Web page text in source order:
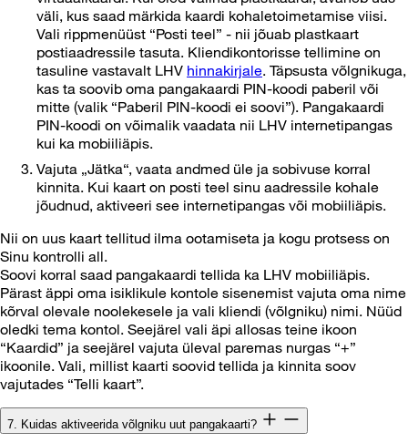
väli, kus saad märkida kaardi kohaletoimetamise viisi.
Vali rippmenüüst “Posti teel” - nii jõuab plastkaart
postiaadressile tasuta. Kliendikontorisse tellimine on
tasuline vastavalt LHV hinnakirjale. Täpsusta võlgnikuga,
kas ta soovib oma pangakaardi PIN-koodi paberil või
mitte (valik “Paberil PIN-koodi ei soovi”). Pangakaardi
PIN-koodi on võimalik vaadata nii LHV internetipangas
kui ka mobiiliäpis.
Vajuta „Jätka“, vaata andmed üle ja sobivuse korral
kinnita. Kui kaart on posti teel sinu aadressile kohale
jõudnud, aktiveeri see internetipangas või mobiiliäpis.
Nii on uus kaart tellitud ilma ootamiseta ja kogu protsess on
Sinu kontrolli all.
Soovi korral saad pangakaardi tellida ka LHV mobiiliäpis.
Pärast äppi oma isiklikule kontole sisenemist vajuta oma nime
kõrval olevale noolekesele ja vali kliendi (võlgniku) nimi. Nüüd
oledki tema kontol. Seejärel vali äpi allosas teine ikoon
“Kaardid” ja seejärel vajuta üleval paremas nurgas “+”
ikoonile. Vali, millist kaarti soovid tellida ja kinnita soov
vajutades “Telli kaart”.
7. Kuidas aktiveerida võlgniku uut pangakaarti?